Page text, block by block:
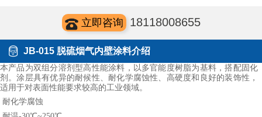
立即咨询 18118008655
JB-015 脱硫烟气内壁涂料介绍
本产品为双组分溶剂型高性能涂料，以多官能度树脂为基料，搭配固化
剂。涂层具有优异的耐候性、耐化学腐蚀性、高硬度和良好的装饰性，
适用于对表面性能要求较高的工业领域。
耐化学腐蚀